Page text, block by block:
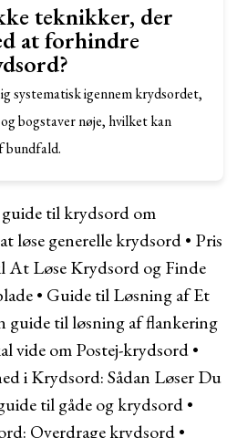
teknikker, der
at forhindre
systematisk igennem krydsordet,
bogstaver nøje, hvilket kan
bundfald.
til krydsord om
løse generelle krydsord• Pris
At Løse Krydsord og Finde
• Guide til Løsning af Et
guide til løsning af flankering
vide om Postej-krydsord•
i Krydsord: Sådan Løser Du
til gåde og krydsord•
Overdrage krydsord•